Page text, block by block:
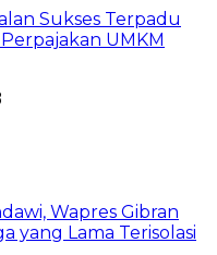
Sukses Terpadu
UMKM
Wapres Gibran
yang Lama Terisolasi